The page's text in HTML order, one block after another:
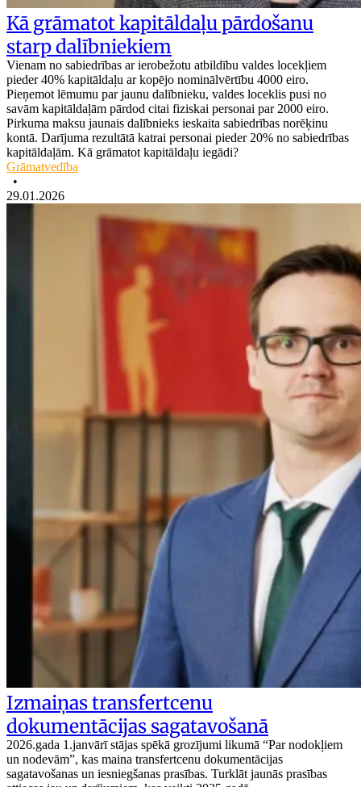
Kā grāmatot kapitāldaļu pārdošanu
starp dalībniekiem
Vienam no sabiedrības ar ierobežotu atbildību valdes locekļiem
pieder 40% kapitāldaļu ar kopējo nominālvērtību 4000 eiro.
Pieņemot lēmumu par jaunu dalībnieku, valdes loceklis pusi no
savām kapitāldaļām pārdod citai fiziskai personai par 2000 eiro.
Pirkuma maksu jaunais dalībnieks ieskaita sabiedrības norēķinu
kontā. Darījuma rezultātā katrai personai pieder 20% no sabiedrības
kapitāldaļām. Kā grāmatot kapitāldaļu iegādi?
Grāmatvedība
•
29.01.2026
Izmaiņas transfertcenu
dokumentācijas sagatavošanā
2026.gada 1.janvārī stājas spēkā grozījumi likumā “Par nodokļiem
un nodevām”, kas maina transfertcenu dokumentācijas
sagatavošanas un iesniegšanas prasības. Turklāt jaunās prasības